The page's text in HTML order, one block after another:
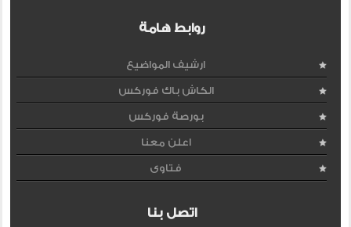
روابط هامة
ارشيف المواضيع
الكاش باك فوركس
بورصة فوركس
اعلن معنا
فتاوى
اتصل بنا